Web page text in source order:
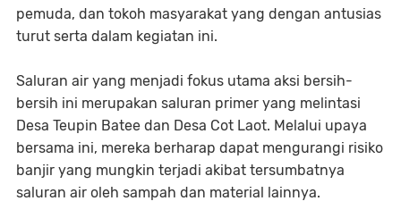
pemuda, dan tokoh masyarakat yang dengan antusias
turut serta dalam kegiatan ini.
Saluran air yang menjadi fokus utama aksi bersih-
bersih ini merupakan saluran primer yang melintasi
Desa Teupin Batee dan Desa Cot Laot. Melalui upaya
bersama ini, mereka berharap dapat mengurangi risiko
banjir yang mungkin terjadi akibat tersumbatnya
saluran air oleh sampah dan material lainnya.